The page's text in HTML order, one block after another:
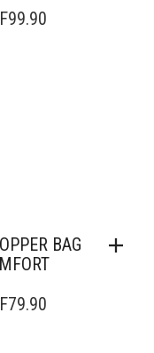
99.90
BAG
79.90